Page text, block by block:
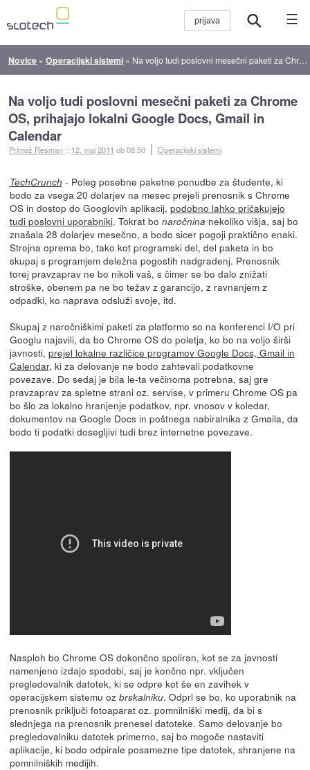
☰
Novice »Operacijski sistemi » Na voljo tudi poslovni mesečni paketi za Chrome OS, prihajajo lokalni Google Docs, Gmail in Calendar
Na voljo tudi poslovni mesečni paketi za Chrome
OS, prihajajo lokalni Google Docs, Gmail in
Calendar
Primož Resman :: 12. maj 2011 ob 08:50 Operacijski sistemi
TechCrunch - Poleg posebne paketne ponudbe za študente, ki
bodo za vsega 20 dolarjev na mesec prejeli prenosnik s Chrome
OS in dostop do Googlovih aplikacij, podobno lahko pričakujejo
tudi poslovni uporabniki. Tokrat bo naročnina nekoliko višja, saj bo
znašala 28 dolarjev mesečno, a bodo sicer pogoji praktično enaki.
Strojna oprema bo, tako kot programski del, del paketa in bo
skupaj s programjem deležna pogostih nadgradenj. Prenosnik
torej pravzaprav ne bo nikoli vaš, s čimer se bo dalo znižati
stroške, obenem pa ne bo težav z garancijo, z ravnanjem z
odpadki, ko naprava odsluži svoje, itd.
Skupaj z naročniškimi paketi za platformo so na konferenci I/O pri
Googlu najavili, da bo Chrome OS do poletja, ko bo na voljo širši
javnosti, prejel lokalne različice programov Google Docs, Gmail in
Calendar, ki za delovanje ne bodo zahtevali podatkovne
povezave. Do sedaj je bila le-ta večinoma potrebna, saj gre
pravzaprav za spletne strani oz. servise, v primeru Chrome OS pa
bo šlo za lokalno hranjenje podatkov, npr. vnosov v koledar,
dokumentov na Google Docs in poštnega nabiralnika z Gmaila, da
bodo ti podatki dosegljivi tudi brez internetne povezave.
Nasploh bo Chrome OS dokončno spoliran, kot se za javnosti
namenjeno izdajo spodobi, saj je končno npr. vključen
pregledovalnik datotek, ki se odpre kot še en zavihek v
operacijskem sistemu oz brskalniku. Odprl se bo, ko uporabnik na
prenosnik priključi fotoaparat oz. pomnilniški medij, da bi s
slednjega na prenosnik prenesel datoteke. Samo delovanje bo
pregledovalniku datotek primerno, saj bo mogoče nastaviti
aplikacije, ki bodo odpirale posamezne tipe datotek, shranjene na
pomnilniških medijih.